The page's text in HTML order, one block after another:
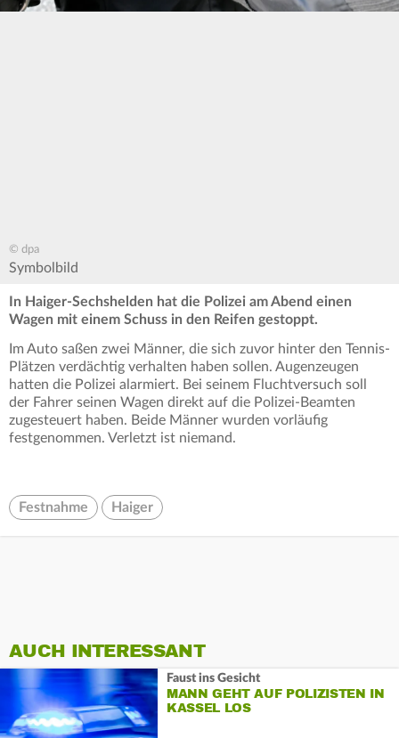
© dpa
Symbolbild
In Haiger-Sechshelden hat die Polizei am Abend einen
Wagen mit einem Schuss in den Reifen gestoppt.
Im Auto saßen zwei Männer, die sich zuvor hinter den Tennis-
Plätzen verdächtig verhalten haben sollen. Augenzeugen
hatten die Polizei alarmiert. Bei seinem Fluchtversuch soll
der Fahrer seinen Wagen direkt auf die Polizei-Beamten
zugesteuert haben. Beide Männer wurden vorläufig
festgenommen. Verletzt ist niemand.
Festnahme Haiger
AUCH INTERESSANT
Faust ins Gesicht
MANN GEHT AUF POLIZISTEN IN
KASSEL LOS